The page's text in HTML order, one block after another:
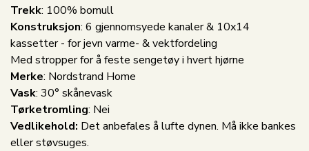
Trekk: 100% bomull
Konstruksjon: 6 gjennomsyede kanaler & 10x14
kassetter - for jevn varme- & vektfordeling
Med stropper for å feste sengetøy i hvert hjørne
Merke: Nordstrand Home
Vask: 30° skånevask
Tørketromling: Nei
Vedlikehold: Det anbefales å lufte dynen. Må ikke bankes
eller støvsuges.